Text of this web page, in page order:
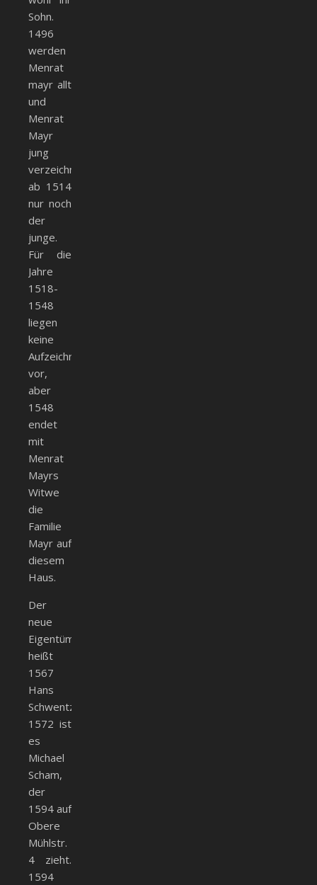
Sohn.
1496
werden
Menrat
mayr allt
und
Menrat
Mayr
jung
verzeichnet,
ab 1514
nur noch
der
junge.
Für die
Jahre
1518-
1548
liegen
keine
Aufzeichnungen
vor,
aber
1548
endet
mit
Menrat
Mayrs
Witwe
die
Familie
Mayr auf
diesem
Haus.
Der
neue
Eigentümer
heißt
1567
Hans
Schwentzl,
1572 ist
es
Michael
Scham,
der
1594 auf
Obere
Mühlstr.
4 zieht.
1594